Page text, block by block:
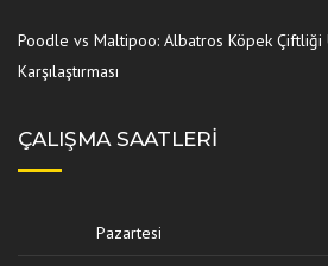
Poodle vs Maltipoo: Albatros Köpek Çiftliği
Karşılaştırması
ÇALIŞMA SAATLERI
Pazartesi